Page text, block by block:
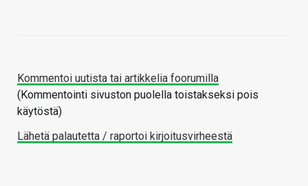
Kommentoi uutista tai artikkelia foorumilla
(Kommentointi sivuston puolella toistakseksi pois
käytöstä)
Lähetä palautetta / raportoi kirjoitusvirheestä